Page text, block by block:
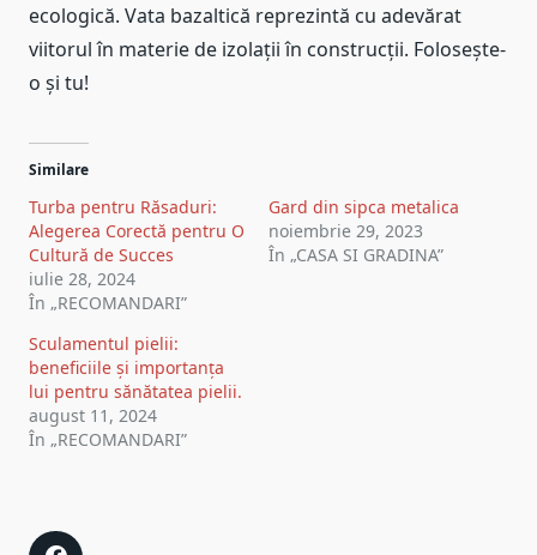
ecologică. Vata bazaltică reprezintă cu adevărat
viitorul în materie de izolații în construcții. Folosește-
o și tu!
Similare
Turba pentru Răsaduri:
Alegerea Corectă pentru O
Cultură de Succes
iulie 28, 2024
În „RECOMANDARI”
Gard din sipca metalica
noiembrie 29, 2023
În „CASA SI GRADINA”
Sculamentul pielii:
beneficiile și importanța
lui pentru sănătatea pielii.
august 11, 2024
În „RECOMANDARI”